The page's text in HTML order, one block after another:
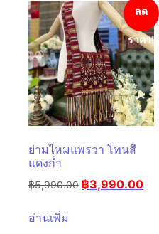
ลด
ราคา!
ย่ามไหมแพรวา โทนสี
แดงก่ำ
฿5,990.00 ฿3,990.00
อ่านเพิ่ม